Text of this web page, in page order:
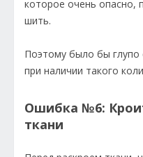
которое очень опасно,
шить.
Поэтому было бы
при наличии такого
Ошибка №6:
ткани